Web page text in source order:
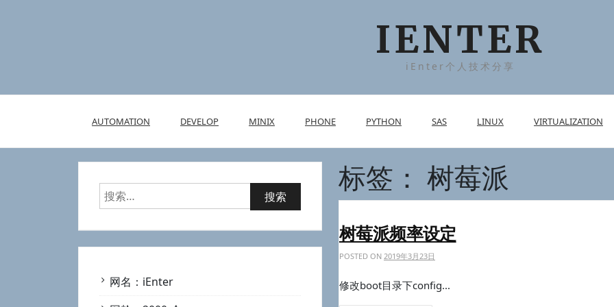
IENTER
iEnter个人技术分享
AUTOMATION DEVELOP MINIX PHONE PYTHON SAS LINUX VIRTUALIZATION
标签： 树莓派
树莓派频率设定
POSTED ON 2019年3月23日
修改boot目录下config...
搜
索：
网名：iEnter